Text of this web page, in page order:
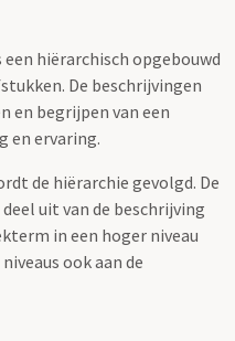
hiërarchisch opgebouwd
De beschrijvingen
en begrijpen van een
en ervaring.
de hiërarchie gevolgd. De
uit van de beschrijving
in een hoger niveau
ook aan de